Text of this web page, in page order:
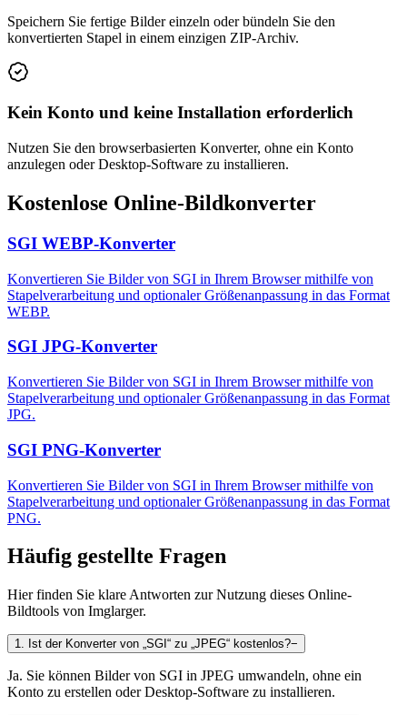
Speichern Sie fertige Bilder einzeln oder bündeln Sie den
konvertierten Stapel in einem einzigen ZIP-Archiv.
Kein Konto und keine Installation erforderlich
Nutzen Sie den browserbasierten Konverter, ohne ein Konto
anzulegen oder Desktop-Software zu installieren.
Kostenlose Online-Bildkonverter
SGI WEBP-Konverter
Konvertieren Sie Bilder von SGI in Ihrem Browser mithilfe von
Stapelverarbeitung und optionaler Größenanpassung in das Format
WEBP.
SGI JPG-Konverter
Konvertieren Sie Bilder von SGI in Ihrem Browser mithilfe von
Stapelverarbeitung und optionaler Größenanpassung in das Format
JPG.
SGI PNG-Konverter
Konvertieren Sie Bilder von SGI in Ihrem Browser mithilfe von
Stapelverarbeitung und optionaler Größenanpassung in das Format
PNG.
Häufig gestellte Fragen
Hier finden Sie klare Antworten zur Nutzung dieses Online-
Bildtools von Imglarger.
1. Ist der Konverter von „SGI“ zu „JPEG“ kostenlos?−
Ja. Sie können Bilder von SGI in JPEG umwandeln, ohne ein
Konto zu erstellen oder Desktop-Software zu installieren.